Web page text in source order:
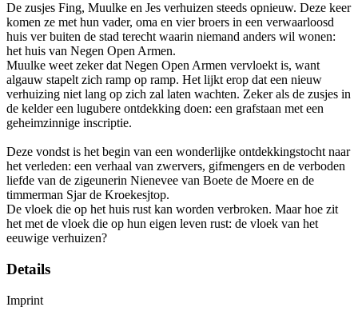
De zusjes Fing, Muulke en Jes verhuizen steeds opnieuw. Deze keer
komen ze met hun vader, oma en vier broers in een verwaarloosd
huis ver buiten de stad terecht waarin niemand anders wil wonen:
het huis van Negen Open Armen.
Muulke weet zeker dat Negen Open Armen vervloekt is, want
algauw stapelt zich ramp op ramp. Het lijkt erop dat een nieuw
verhuizing niet lang op zich zal laten wachten. Zeker als de zusjes in
de kelder een lugubere ontdekking doen: een grafstaan met een
geheimzinnige inscriptie.
Deze vondst is het begin van een wonderlijke ontdekkingstocht naar
het verleden: een verhaal van zwervers, gifmengers en de verboden
liefde van de zigeunerin Nienevee van Boete de Moere en de
timmerman Sjar de Kroekesjtop.
De vloek die op het huis rust kan worden verbroken. Maar hoe zit
het met de vloek die op hun eigen leven rust: de vloek van het
eeuwige verhuizen?
Details
Imprint